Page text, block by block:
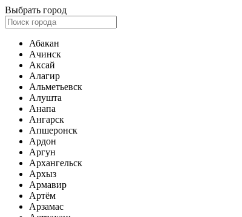
Выбрать город
Абакан
Ачинск
Аксай
Алагир
Альметьевск
Алушта
Анапа
Ангарск
Апшеронск
Ардон
Аргун
Архангельск
Архыз
Армавир
Артём
Арзамас